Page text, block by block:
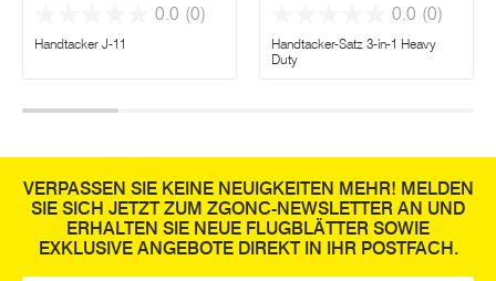
0.0 (0)
Handtacker J-11
0.0 (0)
Handtacker-Satz 3-in-1 Heavy
Duty
VERPASSEN SIE KEINE NEUIGKEITEN MEHR! MELDEN
SIE SICH JETZT ZUM ZGONC-NEWSLETTER AN UND
ERHALTEN SIE NEUE FLUGBLÄTTER SOWIE
EXKLUSIVE ANGEBOTE DIREKT IN IHR POSTFACH.